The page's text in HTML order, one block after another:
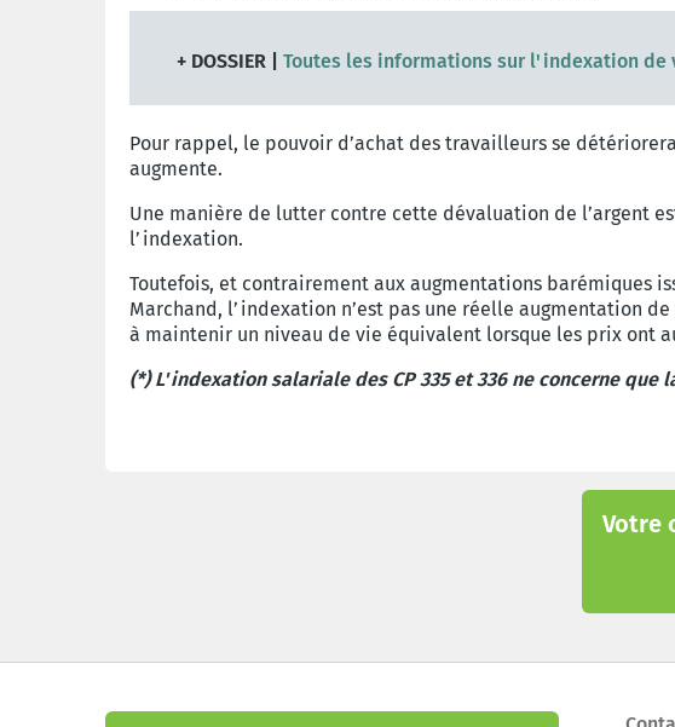
+ DOSSIER | Toutes les informations sur l'indexation de
Pour rappel, le pouvoir d’achat des travailleurs se
augmente.
Une manière de lutter contre cette dévaluation de l’argent
l’indexation.
Toutefois, et contrairement aux augmentations barémiques
Marchand, l’indexation n’est pas une réelle augmentation
à maintenir un niveau de vie équivalent lorsque les prix ont
(*) L'indexation salariale des CP 335 et 336 ne concerne
Votre